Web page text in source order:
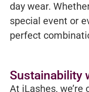
day wear.
special event or
perfect
Sustainability
At iLashes,